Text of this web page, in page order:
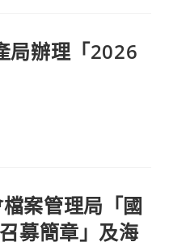
局辦理「2026
案管理局「國
募簡章」及海